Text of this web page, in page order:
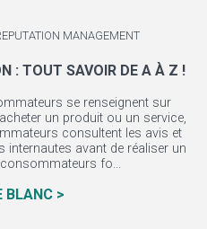
MANAGEMENT
: TOUT SAVOIR DE A À Z !
se renseignent sur
un produit ou un service,
consultent les avis et
internautes avant de réaliser un
fo...
BLANC >